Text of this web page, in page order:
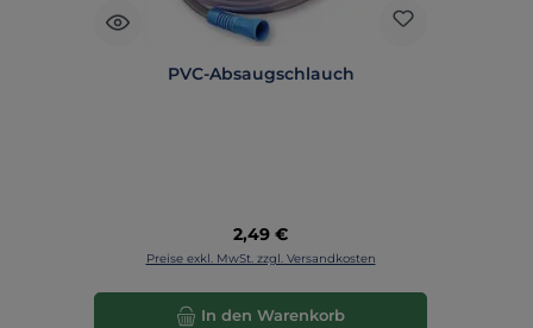
PVC-Absaugschlauch
Regulärer Preis:
2,49 €
Preise exkl. MwSt. zzgl. Versandkosten
In den Warenkorb